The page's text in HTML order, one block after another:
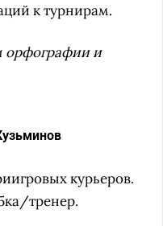
к турнирам.
орфографии и
курьеров.
тренер.